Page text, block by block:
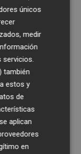
únicos
medir
servicios.
también
estos y
de
aplican
en